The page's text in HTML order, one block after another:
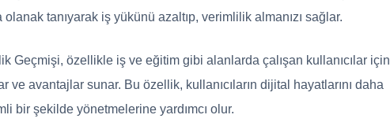
olanak tanıyarak iş yükünü azaltıp, verimlilik almanızı sağlar.
Geçmişi, özellikle iş ve eğitim gibi alanlarda çalışan kullanıcılar için
ve avantajlar sunar. Bu özellik, kullanıcıların dijital hayatlarını daha
bir şekilde yönetmelerine yardımcı olur.